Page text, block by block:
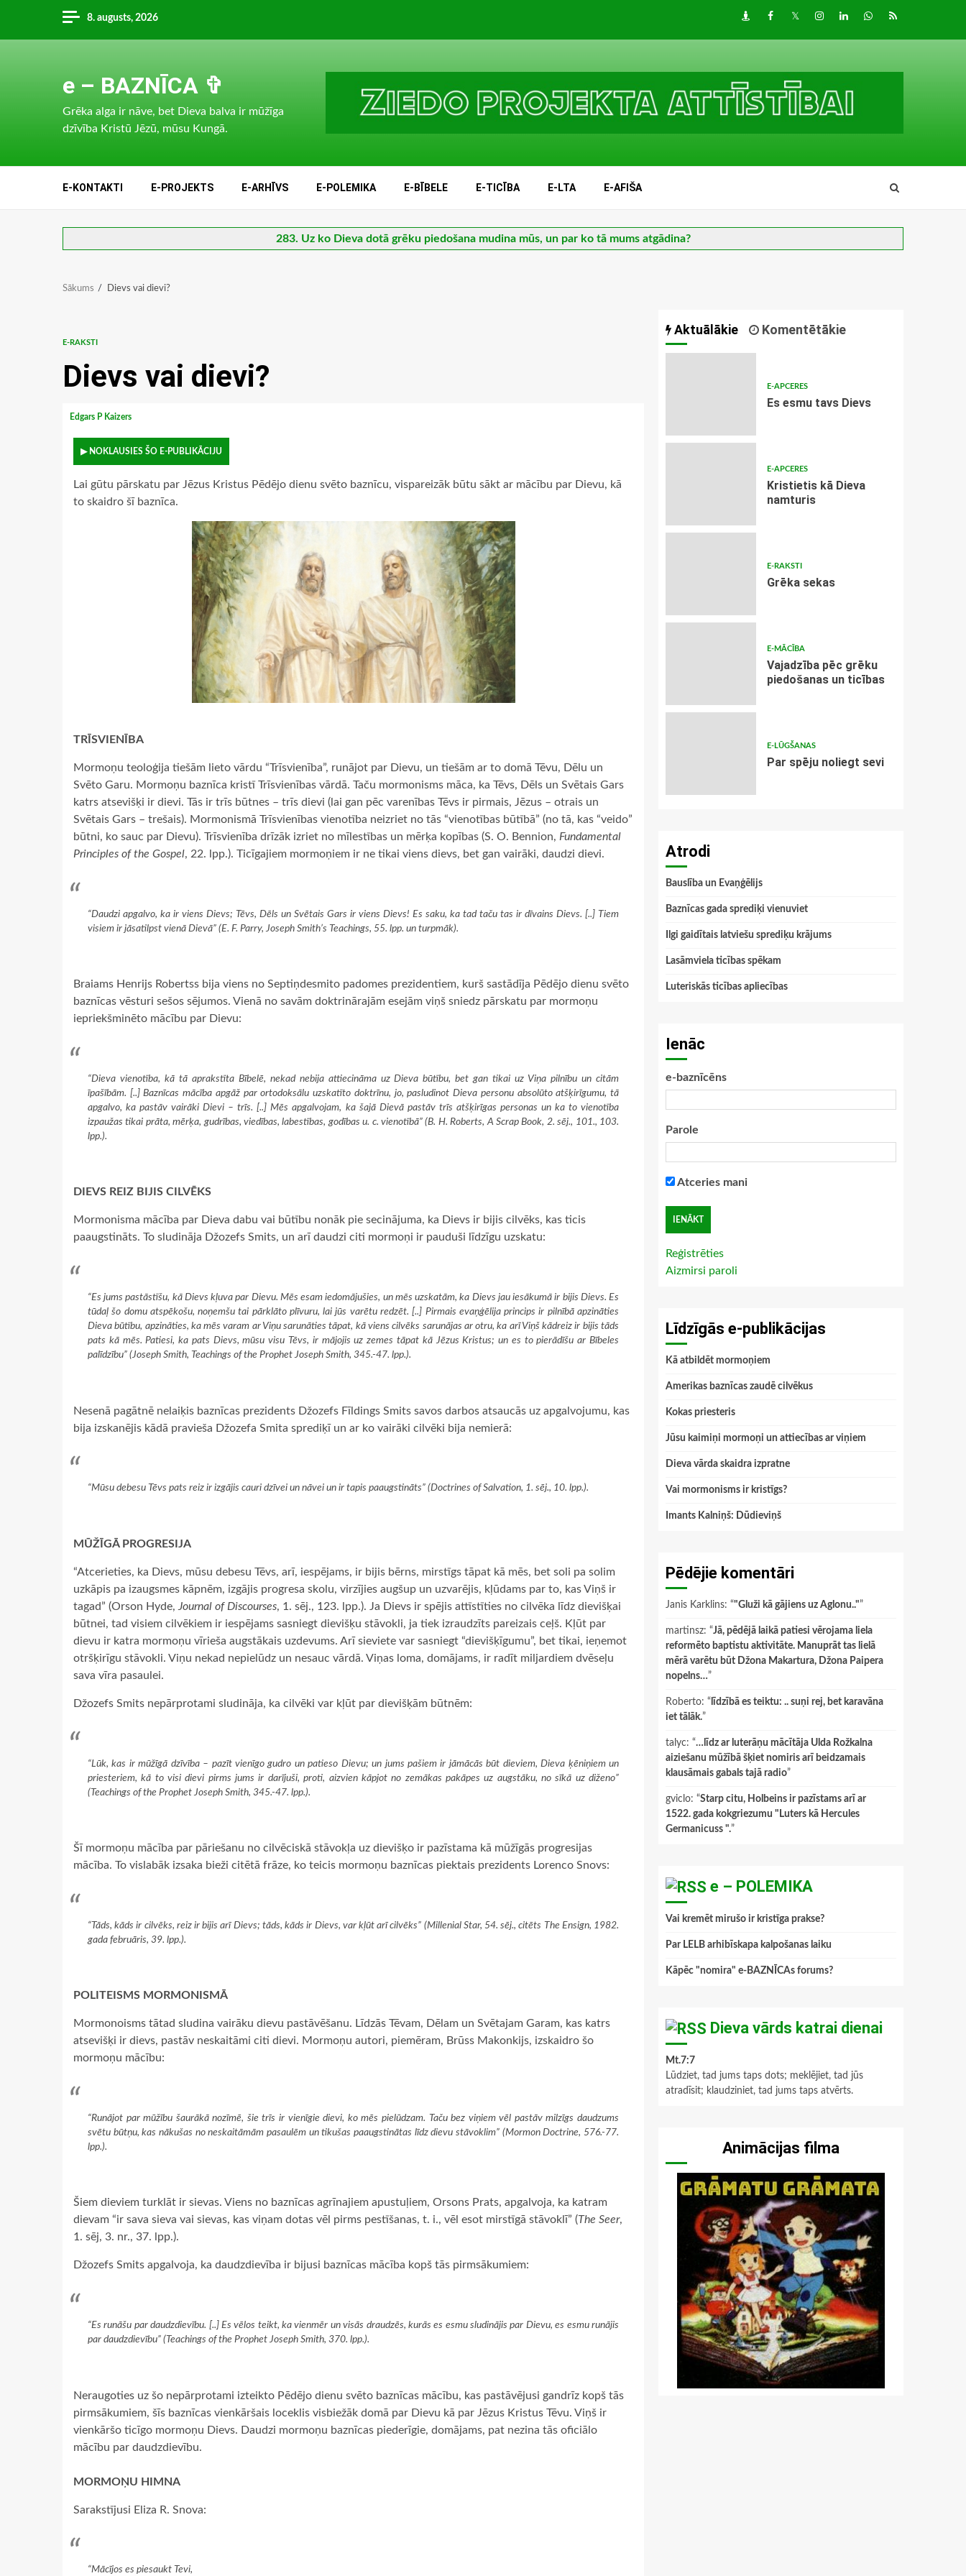
content
8. augusts, 2026 DraugiemFacebook
TwitterInstagram
LinkedInwhatsapp
RSS
e – BAZNĪCA ✞
Grēka alga ir nāve, bet Dieva balva ir mūžīga
dzīvība Kristū Jēzū, mūsu Kungā.
E-KONTAKTI E-PROJEKTS E-ARHĪVS E-POLEMIKA E-BĪBELE E-TICĪBA E-LTA E-AFIŠA
283. Uz ko Dieva dotā grēku piedošana mudina mūs, un par ko tā mums atgādina?
Sākums Dievs vai dievi?
E-RAKSTI
Dievs vai dievi?
Edgars P Kaizers
▶ NOKLAUSIES ŠO E-PUBLIKĀCIJU
Lai gūtu pārskatu par Jēzus Kristus Pēdējo dienu svēto baznīcu, vispareizāk būtu sākt ar mācību par Dievu, kā
to skaidro šī baznīca.
TRĪSVIENĪBA
Mormoņu teoloģija tiešām lieto vārdu “Trīsvienība”, runājot par Dievu, un tiešām ar to domā Tēvu, Dēlu un
Svēto Garu. Mormoņu baznīca kristī Trīsvienības vārdā. Taču mormonisms māca, ka Tēvs, Dēls un Svētais Gars
katrs atsevišķi ir dievi. Tās ir trīs būtnes – trīs dievi (lai gan pēc varenības Tēvs ir pirmais, Jēzus – otrais un
Svētais Gars – trešais). Mormonismā Trīsvienības vienotība neizriet no tās “vienotības būtībā” (no tā, kas “veido”
būtni, ko sauc par Dievu). Trīsvienība drīzāk izriet no mīlestības un mērķa kopības (S. O. Bennion, Fundamental
Principles of the Gospel, 22. lpp.). Ticīgajiem mormoņiem ir ne tikai viens dievs, bet gan vairāki, daudzi dievi.
“Daudzi apgalvo, ka ir viens Dievs; Tēvs, Dēls un Svētais Gars ir viens Dievs! Es saku, ka tad taču tas ir dīvains Dievs. [..] Tiem
visiem ir jāsatilpst vienā Dievā” (E. F. Parry, Joseph Smith’s Teachings, 55. lpp. un turpmāk).
Braiams Henrijs Robertss bija viens no Septiņdesmito padomes prezidentiem, kurš sastādīja Pēdējo dienu svēto
baznīcas vēsturi sešos sējumos. Vienā no savām doktrinārajām esejām viņš sniedz pārskatu par mormoņu
iepriekšminēto mācību par Dievu:
“Dieva vienotība, kā tā aprakstīta Bībelē, nekad nebija attiecināma uz Dieva būtību, bet gan tikai uz Viņa pilnību un citām
īpašībām. [..] Baznīcas mācība apgāž par ortodoksālu uzskatīto doktrīnu, jo, pasludinot Dieva personu absolūto atšķirīgumu, tā
apgalvo, ka pastāv vairāki Dievi – trīs. [..] Mēs apgalvojam, ka šajā Dievā pastāv trīs atšķirīgas personas un ka to vienotība
izpaužas tikai prāta, mērķa, gudrības, viedības, labestības, godības u. c. vienotībā” (B. H. Roberts, A Scrap Book, 2. sēj., 101., 103.
lpp.).
DIEVS REIZ BIJIS CILVĒKS
Mormonisma mācība par Dieva dabu vai būtību nonāk pie secinājuma, ka Dievs ir bijis cilvēks, kas ticis
paaugstināts. To sludināja Džozefs Smits, un arī daudzi citi mormoņi ir pauduši līdzīgu uzskatu:
“Es jums pastāstīšu, kā Dievs kļuva par Dievu. Mēs esam iedomājušies, un mēs uzskatām, ka Dievs jau iesākumā ir bijis Dievs. Es
tūdaļ šo domu atspēkošu, noņemšu tai pārklāto plīvuru, lai jūs varētu redzēt. [..] Pirmais evaņģēlija princips ir pilnībā apzināties
Dieva būtību, apzināties, ka mēs varam ar Viņu sarunāties tāpat, kā viens cilvēks sarunājas ar otru, ka arī Viņš kādreiz ir bijis tāds
pats kā mēs. Patiesi, ka pats Dievs, mūsu visu Tēvs, ir mājojis uz zemes tāpat kā Jēzus Kristus; un es to pierādīšu ar Bībeles
palīdzību” (Joseph Smith, Teachings of the Prophet Joseph Smith, 345.-47. lpp.).
Nesenā pagātnē nelaiķis baznīcas prezidents Džozefs Fīldings Smits savos darbos atsaucās uz apgalvojumu, kas
bija izskanējis kādā pravieša Džozefa Smita sprediķī un ar ko vairāki cilvēki bija nemierā:
“Mūsu debesu Tēvs pats reiz ir izgājis cauri dzīvei un nāvei un ir tapis paaugstināts” (Doctrines of Salvation, 1. sēj., 10. lpp.).
MŪŽĪGĀ PROGRESIJA
“Atcerieties, ka Dievs, mūsu debesu Tēvs, arī, iespējams, ir bijis bērns, mirstīgs tāpat kā mēs, bet soli pa solim
uzkāpis pa izaugsmes kāpnēm, izgājis progresa skolu, virzījies augšup un uzvarējis, kļūdams par to, kas Viņš ir
tagad” (Orson Hyde, Journal of Discourses, 1. sēj., 123. lpp.). Ja Dievs ir spējis attīstīties no cilvēka līdz dievišķai
būtnei, tad visiem cilvēkiem ir iespējams sasniegt dievišķu stāvokli, ja tiek izraudzīts pareizais ceļš. Kļūt par
dievu ir katra mormoņu vīrieša augstākais uzdevums. Arī sieviete var sasniegt “dievišķīgumu”, bet tikai, ieņemot
otršķirīgu stāvokli. Viņu nekad nepielūdz un nesauc vārdā. Viņas loma, domājams, ir radīt miljardiem dvēseļu
sava vīra pasaulei.
Džozefs Smits nepārprotami sludināja, ka cilvēki var kļūt par dievišķām būtnēm:
“Lūk, kas ir mūžīgā dzīvība – pazīt vienīgo gudro un patieso Dievu; un jums pašiem ir jāmācās būt dieviem, Dieva ķēniņiem un
priesteriem, kā to visi dievi pirms jums ir darījuši, proti, aizvien kāpjot no zemākas pakāpes uz augstāku, no sīkā uz diženo”
(Teachings of the Prophet Joseph Smith, 345.-47. lpp.).
Šī mormoņu mācība par pāriešanu no cilvēciskā stāvokļa uz dievišķo ir pazīstama kā mūžīgās progresijas
mācība. To vislabāk izsaka bieži citētā frāze, ko teicis mormoņu baznīcas piektais prezidents Lorenco Snovs:
“Tāds, kāds ir cilvēks, reiz ir bijis arī Dievs; tāds, kāds ir Dievs, var kļūt arī cilvēks” (Millenial Star, 54. sēj., citēts The Ensign, 1982.
gada februāris, 39. lpp.).
POLITEISMS MORMONISMĀ
Mormonoisms tātad sludina vairāku dievu pastāvēšanu. Līdzās Tēvam, Dēlam un Svētajam Garam, kas katrs
atsevišķi ir dievs, pastāv neskaitāmi citi dievi. Mormoņu autori, piemēram, Brūss Makonkijs, izskaidro šo
mormoņu mācību:
“Runājot par mūžību šaurākā nozīmē, šie trīs ir vienīgie dievi, ko mēs pielūdzam. Taču bez viņiem vēl pastāv milzīgs daudzums
svētu būtņu, kas nākušas no neskaitāmām pasaulēm un tikušas paaugstinātas līdz dievu stāvoklim” (Mormon Doctrine, 576.-77.
lpp.).
Šiem dieviem turklāt ir sievas. Viens no baznīcas agrīnajiem apustuļiem, Orsons Prats, apgalvoja, ka katram
dievam “ir sava sieva vai sievas, kas viņam dotas vēl pirms pestīšanas, t. i., vēl esot mirstīgā stāvoklī” (The Seer,
1. sēj, 3. nr., 37. lpp.).
Džozefs Smits apgalvoja, ka daudzdievība ir bijusi baznīcas mācība kopš tās pirmsākumiem:
“Es runāšu par daudzdievību. [..] Es vēlos teikt, ka vienmēr un visās draudzēs, kurās es esmu sludinājis par Dievu, es esmu runājis
par daudzdievību” (Teachings of the Prophet Joseph Smith, 370. lpp.).
Neraugoties uz šo nepārprotami izteikto Pēdējo dienu svēto baznīcas mācību, kas pastāvējusi gandrīz kopš tās
pirmsākumiem, šīs baznīcas vienkāršais loceklis visbiežāk domā par Dievu kā par Jēzus Kristus Tēvu. Viņš ir
vienkāršo ticīgo mormoņu Dievs. Daudzi mormoņu baznīcas piederīgie, domājams, pat nezina tās oficiālo
mācību par daudzdievību.
MORMOŅU HIMNA
Sarakstījusi Eliza R. Snova:
“Mācījos es piesaukt Tevi,
Aktuālākie Komentētākie
E-APCERES
Es esmu tavs Dievs
E-APCERES
Kristietis kā Dieva
namturis
E-RAKSTI
Grēka sekas
E-MĀCĪBA
Vajadzība pēc grēku
piedošanas un ticības
E-LŪGŠANAS
Par spēju noliegt sevi
Atrodi
Bauslība un Evaņģēlijs
Baznīcas gada sprediķi vienuviet
Ilgi gaidītais latviešu sprediķu krājums
Lasāmviela ticības spēkam
Luteriskās ticības apliecības
Ienāc
e-baznīcēns
Parole
Atceries mani
Reģistrēties
Aizmirsi paroli
Līdzīgās e-publikācijas
Kā atbildēt mormoņiem
Amerikas baznīcas zaudē cilvēkus
Kokas priesteris
Jūsu kaimiņi mormoņi un attiecības ar viņiem
Dieva vārda skaidra izpratne
Vai mormonisms ir kristīgs?
Imants Kalniņš: Dūdieviņš
Pēdējie komentāri
Janis Karklins: “"Gluži kā gājiens uz Aglonu.."”
martinsz: “Jā, pēdējā laikā patiesi vērojama liela
reformēto baptistu aktivitāte. Manuprāt tas lielā
mērā varētu būt Džona Makartura, Džona Paipera
nopelns…”
Roberto: “ līdzībā es teiktu: .. suņi rej, bet karavāna
iet tālāk.”
talyc: “…līdz ar luterāņu mācītāja Ulda Rožkalna
aiziešanu mūžībā šķiet nomiris arī beidzamais
klausāmais gabals tajā radio”
gviclo: “Starp citu, Holbeins ir pazīstams arī ar
1522. gada kokgriezumu "Luters kā Hercules
Germanicuss ".”
e – POLEMIKA
Vai kremēt mirušo ir kristīga prakse?
Par LELB arhibīskapa kalpošanas laiku
Kāpēc "nomira" e-BAZNĪCAs forums?
Dieva vārds katrai dienai
Mt.7:7
Lūdziet, tad jums taps dots; meklējiet, tad jūs
atradīsit; klaudziniet, tad jums taps atvērts.
Animācijas filma